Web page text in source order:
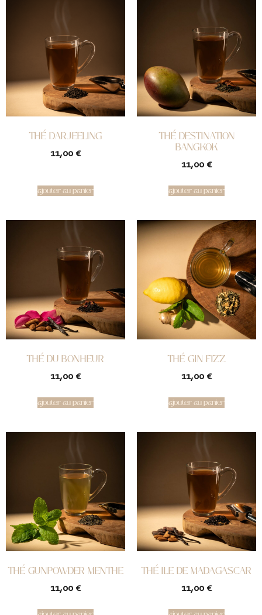
THÉ DARJEELING
11,00 €
ajouter au panier
THÉ DESTINATION
BANGKOK
11,00 €
ajouter au panier
THÉ DU BONHEUR
11,00 €
ajouter au panier
THÉ GIN FIZZ
11,00 €
ajouter au panier
THÉ GUNPOWDER MENTHE
11,00 €
THÉ ILE DE MADAGASCAR
11,00 €